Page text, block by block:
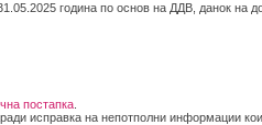
година по основ на ДДВ, данок на
постапка
исправка на непотполни информации